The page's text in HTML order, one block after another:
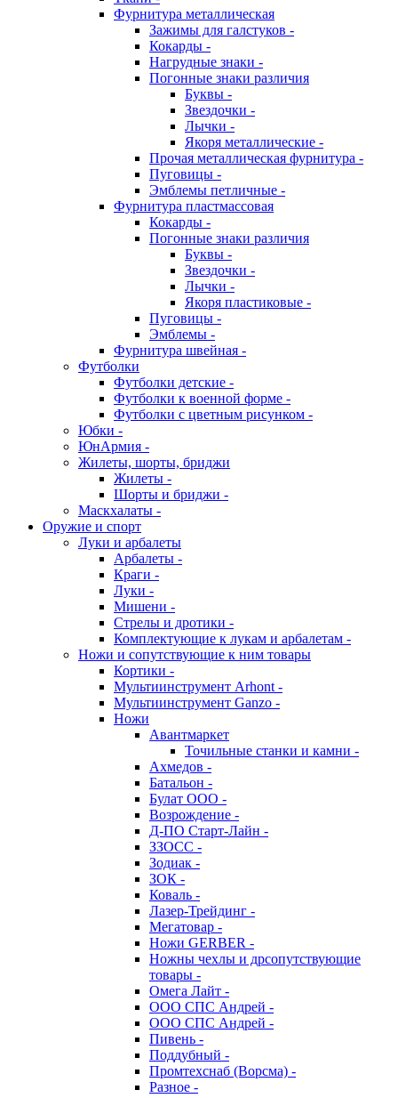
Фурнитура металлическая
Зажимы для галстуков -
Кокарды -
Нагрудные знаки -
Погонные знаки различия
Буквы -
Звездочки -
Лычки -
Якоря металлические -
Прочая металлическая фурнитура -
Пуговицы -
Эмблемы петличные -
Фурнитура пластмассовая
Кокарды -
Погонные знаки различия
Буквы -
Звездочки -
Лычки -
Якоря пластиковые -
Пуговицы -
Эмблемы -
Фурнитура швейная -
Футболки
Футболки детские -
Футболки к военной форме -
Футболки с цветным рисунком -
Юбки -
ЮнАрмия -
Жилеты, шорты, бриджи
Жилеты -
Шорты и бриджи -
Маскхалаты -
Оружие и спорт
Луки и арбалеты
Арбалеты -
Краги -
Луки -
Мишени -
Стрелы и дротики -
Комплектующие к лукам и арбалетам -
Ножи и сопутствующие к ним товары
Кортики -
Мультиинструмент Arhont -
Мультиинструмент Ganzo -
Ножи
Авантмаркет
Точильные станки и камни -
Ахмедов -
Батальон -
Булат ООО -
Возрождение -
Д-ПО Старт-Лайн -
ЗЗОСС -
Зодиак -
ЗОК -
Коваль -
Лазер-Трейдинг -
Мегатовар -
Ножи GERBER -
Ножны чехлы и дрсопутствующие
товары -
Омега Лайт -
ООО СПС Андрей -
ООО СПС Андрей -
Пивень -
Поддубный -
Промтехснаб (Ворсма) -
Разное -